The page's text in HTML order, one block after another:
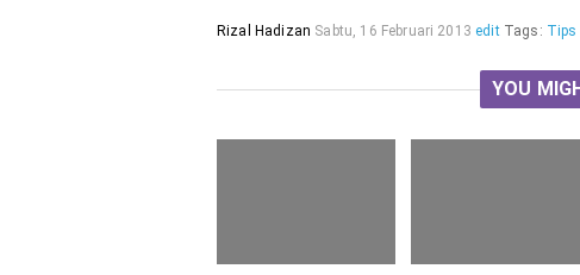
Rizal Hadizan Sabtu, 16 Februari 2013 edit Tags: Tips
YOU